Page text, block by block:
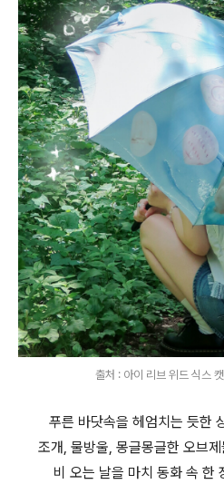
출처 : 아이 리브 위드 식스
푸른 바닷속을 헤엄치는 듯한
조개, 물방울, 몽글몽글한 오브
비 오는 날을 마치 동화 속 한